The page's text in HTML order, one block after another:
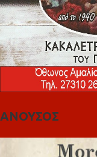
ΑΝΟΥΣΟΣ